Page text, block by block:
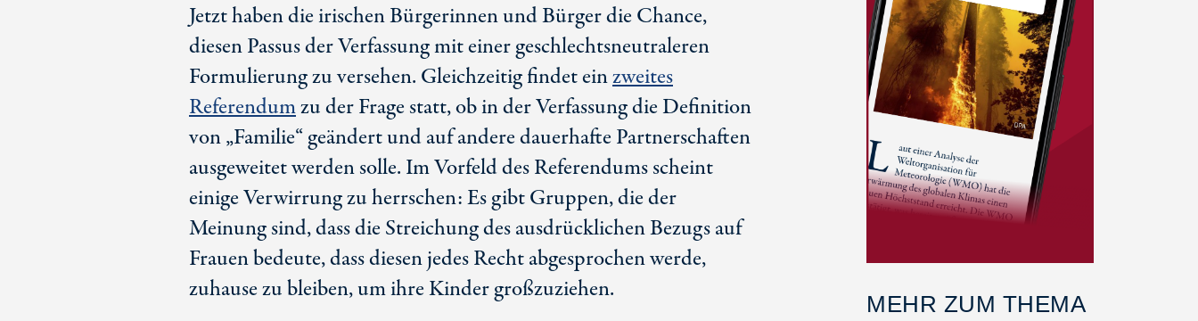
Jetzt haben die irischen Bürgerinnen und Bürger die Chance,
diesen Passus der Verfassung mit einer geschlechtsneutraleren
Formulierung zu versehen. Gleichzeitig findet einzweites
Referendumzu der Frage statt, ob in der Verfassung die Definition
von „Familie“ geändert und auf andere dauerhafte Partnerschaften
ausgeweitet werden solle. Im Vorfeld des Referendums scheint
einige Verwirrung zu herrschen: Es gibt Gruppen, die der
Meinung sind, dass die Streichung des ausdrücklichen Bezugs auf
Frauen bedeute, dass diesen jedes Recht abgesprochen werde,
zuhause zu bleiben, um ihre Kinder großzuziehen.
MEHR ZUM THEMA